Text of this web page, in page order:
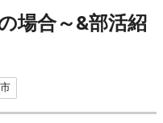
場合～&部活紹